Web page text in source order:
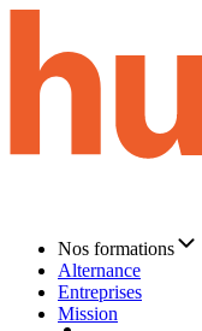
Nos formations
Alternance
Entreprises
Mission